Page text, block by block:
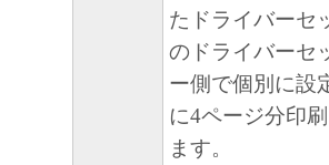
ー上で、かかるコンピ
トウェア」を使用させ
ューターの使用者に本
せるとともに、その履
たドライバーセ
のドライバーセ
ー側で個別に設
に4ページ分印
ます。